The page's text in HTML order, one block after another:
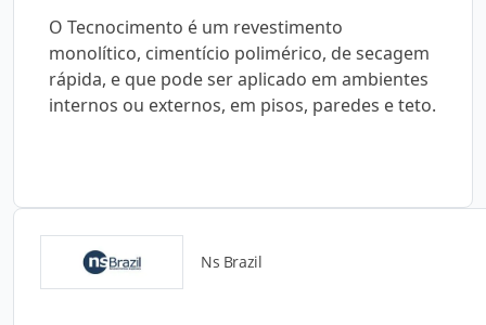
O Tecnocimento é um revestimento
monolítico, cimentício polimérico, de secagem
rápida, e que pode ser aplicado em ambientes
internos ou externos, em pisos, paredes e teto.
Ns Brazil
Catálogos para Download